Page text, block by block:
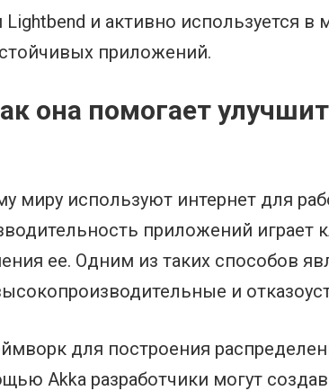
и активно используется
приложений.
она помогает
используют интернет для
приложений играет
ее. Одним из таких способов
и
для построения
Akka разработчики могут